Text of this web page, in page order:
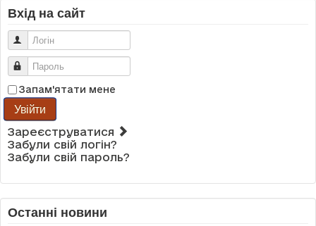
Вхід на сайт
Логін
Пароль
Запам'ятати мене
Увійти
Зареєструватися
Забули свій логін?
Забули свій пароль?
Останні новини